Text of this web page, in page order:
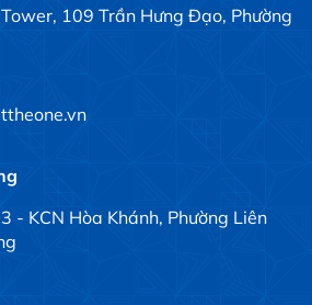
109 Trần Hưng Đạo, Phường
- KCN Hòa Khánh, Phường Liên